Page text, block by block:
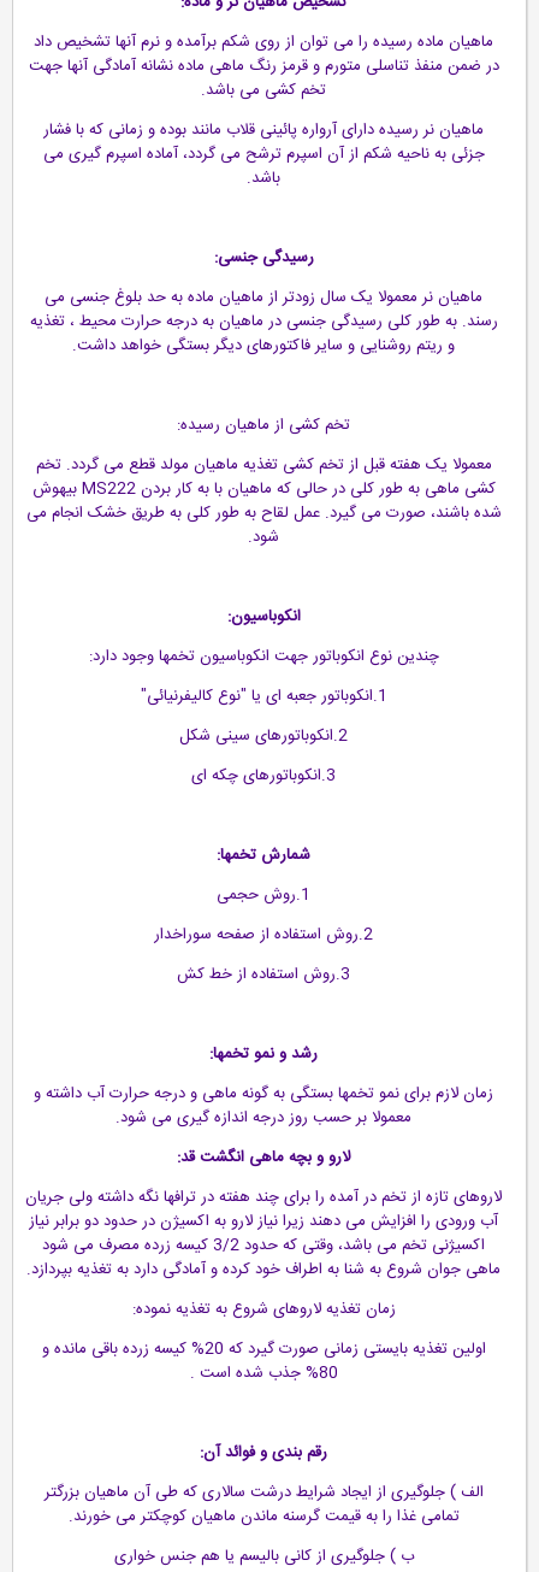
ماهیان ماده رسیده را می توان از روی شکم برآمده و نرم آنها تشخیص داد
در ضمن منفذ تناسلی متورم و قرمز رنگ ماهی ماده نشانه آمادگی آنها جهت
تخم کشی می باشد.
ماهیان نر رسیده دارای آرواره پائینی قلاب مانند بوده و زمانی که با فشار
جزئی به ناحیه شکم از آن اسپرم ترشح می گردد، آماده اسپرم گیری می
باشد.
رسیدگی جنسی:
ماهیان نر معمولا یک سال زودتر از ماهیان ماده به حد بلوغ جنسی می
رسند. به طور کلی رسیدگی جنسی در ماهیان به درجه حرارت محیط ، تغذیه
و ریتم روشنایی و سایر فاکتورهای دیگر بستگی خواهد داشت.
تخم کشی از ماهیان رسیده:
معمولا یک هفته قبل از تخم کشی تغذیه ماهیان مولد قطع می گردد. تخم
کشی ماهی به طور کلی در حالی که ماهیان با به کار بردن MS222 بیهوش
شده باشند، صورت می گیرد. عمل لقاح به طور کلی به طریق خشک انجام می
شود.
انکوباسیون:
چندین نوع انکوباتور جهت انکوباسیون تخمها وجود دارد:
شمارش تخمها:
رشد و نمو تخمها:
زمان لازم برای نمو تخمها بستگی به گونه ماهی و درجه حرارت آب داشته و
معمولا بر حسب روز درجه اندازه گیری می شود.
لارو و بچه ماهی انگشت قد:
لاروهای تازه از تخم در آمده را برای چند هفته در ترافها نگه داشته ولی جریان
آب ورودی را افزایش می دهند زیرا نیاز لارو به اکسیژن در حدود دو برابر نیاز
اکسیژنی تخم می باشد، وقتی که حدود 3/2 کیسه زرده مصرف می شود
ماهی جوان شروع به شنا به اطراف خود کرده و آمادگی دارد به تغذیه بپردازد.
زمان تغذیه لاروهای شروع به تغذیه نموده:
اولین تغذیه بایستی زمانی صورت گیرد که 20% کیسه زرده باقی مانده و
80% جذب شده است .
رقم بندی و فوائد آن:
الف ) جلوگیری از ایجاد شرایط درشت سالاری که طی آن ماهیان بزرگتر
تمامی غذا را به قیمت گرسنه ماندن ماهیان کوچکتر می خورند.
ب ) جلوگیری از کانی بالیسم یا هم جنس خواری